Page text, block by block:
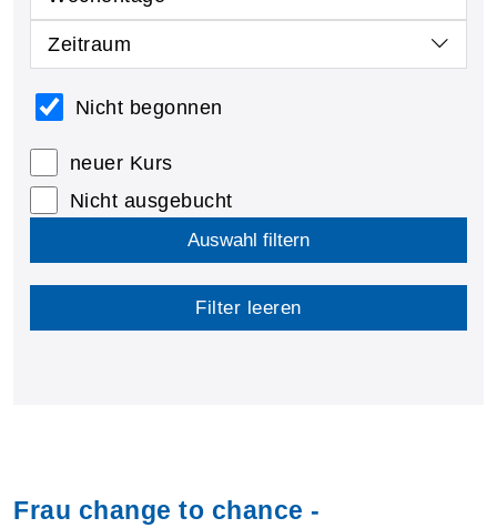
Zeitraum
Nicht begonnen
neuer Kurs
Nicht ausgebucht
Auswahl filtern
Filter leeren
Frau change to chance -